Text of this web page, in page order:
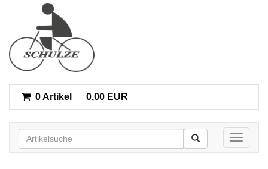
0 Artikel 0,00 EUR
Toggle